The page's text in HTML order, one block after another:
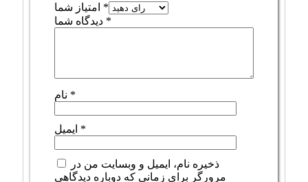
*
*
*
*
ذخیره نام، ایمیل و وبسایت من در
مرورگر برای زمانی که دوباره دیدگاهی